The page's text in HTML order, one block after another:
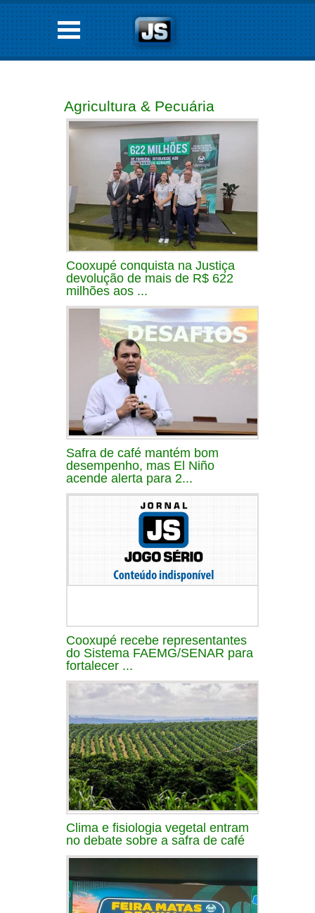
Agricultura & Pecuária
Cooxupé conquista na Justiça
devolução de mais de R$ 622
milhões aos ...
Safra de café mantém bom
desempenho, mas El Niño
acende alerta para 2...
Cooxupé recebe representantes
do Sistema FAEMG/SENAR para
fortalecer ...
Clima e fisiologia vegetal entram
no debate sobre a safra de café